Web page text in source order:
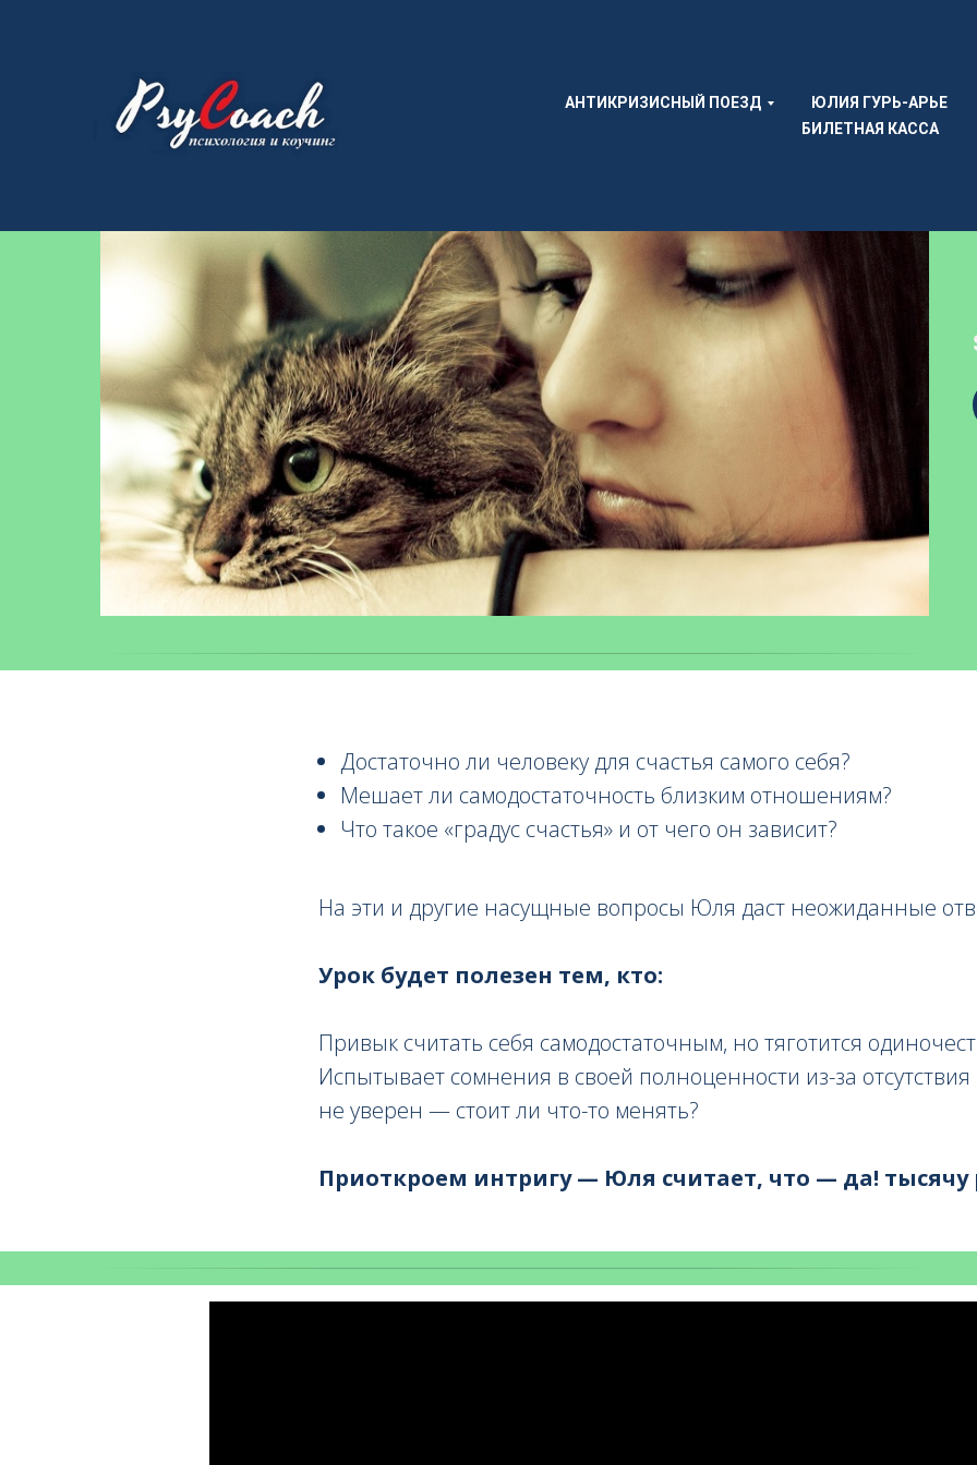
АНТИКРИЗИСНЫЙ ПОЕЗД
ЮЛИЯ ГУРЬ-АРЬЕ
БИЛЕТНАЯ КАССА
Достаточно ли человеку для счастья самого себя?
Мешает ли самодостаточность близким отношениям?
Что такое «градус счастья» и от чего он зависит?
На эти и другие насущные вопросы Юля даст неожиданные
Урок будет полезен тем, кто:
Привык считать себя самодостаточным, но тяготится
Испытывает сомнения в своей полноценности из-за
не уверен — стоит ли что-то менять?
Приоткроем интригу — Юля считает, что — да! тысячу